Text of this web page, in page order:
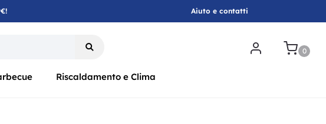
Aiuto e contatti
0
Riscaldamento e Clima